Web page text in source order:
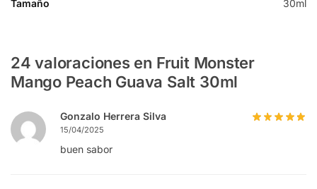
Tamaño 30ml
24 valoraciones en Fruit Monster
Mango Peach Guava Salt 30ml
Gonzalo Herrera Silva
15/04/2025
buen sabor